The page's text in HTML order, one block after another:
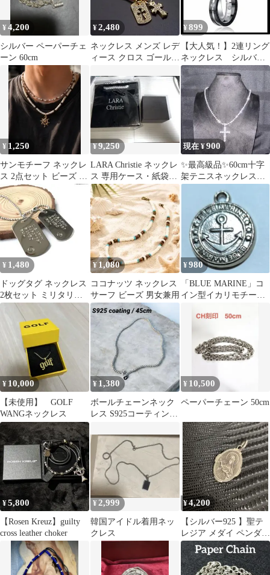
¥4,200
シルバー ペーパーチェ
ーン 60cm
¥2,480
ネックレス メンズ レデ
ィース クロス ゴールド
ア
¥ 899
【大人気！】2連リング
ネックレス シルバー
&ブラックの組み合わ
せ 新品
¥ 1,250
サンモチーフ ネックレ
ス 2点セット ビーズ サ
ーフ系
¥9,250
LARA Christie ネックレ
ス 専用ケース・紙袋付
き
現在 ¥900
✨️最高級品✨️60cm十字
架テニスネックレスシ
¥ 1,480
ドッグタグ ネックレス
2枚セット ミリタリー
プレート シルバー ボー
ルチェ
¥ 1,080
ココナッツ ネックレス
サーフ ビーズ 男女兼用
¥980
「BLUE MARINE」コ
イン型イカリモチー
¥ 10,000
【未使用】 GOLF
WANGネックレス
¥ 1,380
ボールチェーンネック
レス S925コーティング
¥ 10,500
ペーパーチェーン 50cm
¥5,800
【Rosen Kreuz】guilty
cross leather choker
¥ 2,999
韓国アイドル着用ネッ
クレス
¥4,200
【シルバー925 】聖テ
レジア メダイ ペンダン
トトップ